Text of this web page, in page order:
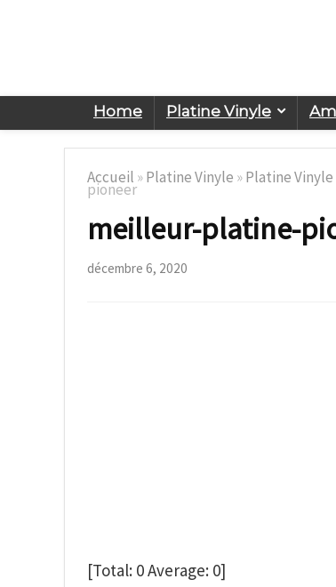
Home Platine Vinyle
Accueil »Platine Vinyle »Platine
pioneer
meilleur-platine-
décembre 6, 2020
[Total: 0Average: 0]